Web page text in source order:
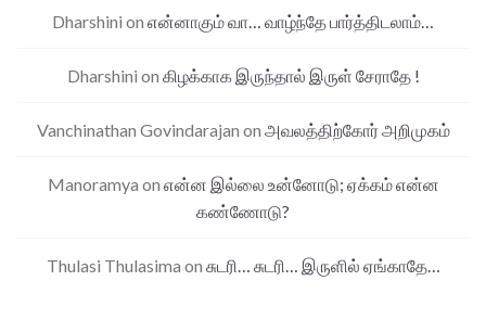
Dharshini on என்னாகும் வா… வாழ்ந்தே பார்த்திடலாம்…
Dharshini on கிழக்காக இருந்தால் இருள் சேராதே !
Vanchinathan Govindarajan on அவலத்திற்கோர் அறிமுகம்
Manoramya on என்ன இல்லை உன்னோடு; ஏக்கம் என்ன
கண்ணோடு?
Thulasi Thulasima on சுடரி… சுடரி… இருளில் ஏங்காதே…